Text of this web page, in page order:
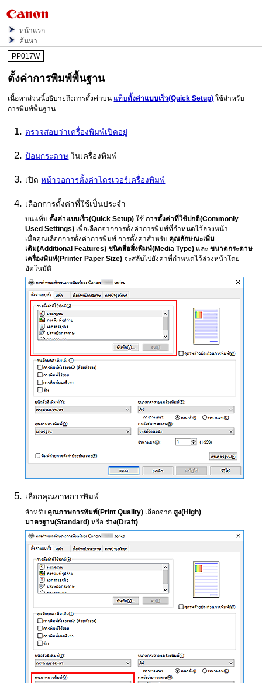
หน้าแรก
ค้นหา
PP017W
ตั้งค่าการพิมพ์พื้นฐาน
เนื้อหาส่วนนี้อธิบายถึงการตั้งค่าบน แท็บตั้งค่าแบบเร็ว(Quick Setup) ใช้สำหรับ
การพิมพ์พื้นฐาน
ตรวจสอบว่าเครื่องพิมพ์เปิดอยู่
ป้อนกระดาษ ในเครื่องพิมพ์
เปิดหน้าจอการตั้งค่าไดรเวอร์เครื่องพิมพ์
เลือกการตั้งค่าที่ใช้เป็นประจำ
บนแท็บตั้งค่าแบบเร็ว(Quick Setup) ใช้การตั้งค่าที่ใช้ปกติ(Commonly
Used Settings) เพื่อเลือกจากการตั้งค่าการพิมพ์ที่กำหนดไว้ล่วงหน้า
เมื่อคุณเลือกการตั้งค่าการพิมพ์ การตั้งค่าสำหรับ คุณลักษณะเพิ่ม
เติม(Additional Features) ชนิดสื่อสิ่งพิมพ์(Media Type) และขนาดกระดาษ
เครื่องพิมพ์(Printer Paper Size) จะสลับไปยังค่าที่กำหนดไว้ล่วงหน้าโดย
อัตโนมัติ
เลือกคุณภาพการพิมพ์
สำหรับ คุณภาพการพิมพ์(Print Quality) เลือกจาก สูง(High)
มาตรฐาน(Standard) หรือร่าง(Draft)